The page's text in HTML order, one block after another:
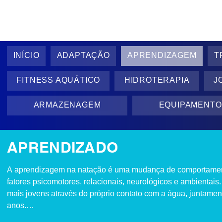
INÍCIO ADAPTAÇÃO APRENDIZAGEM
FITNESS AQUÁTICO HIDROTERAPIA
ARMAZENAGEM
APRENDIZADO
A aprendizagem na natação é uma mudança de
fatores psicomotores, relacionais, neurológicos e
mais jovens através do próprio contato com a água,
anos.